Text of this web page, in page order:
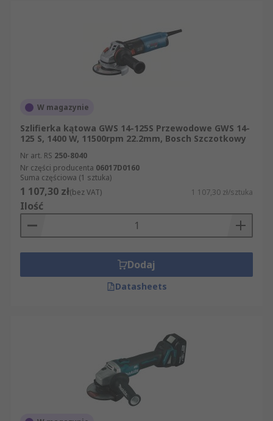
W magazynie
Szlifierka kątowa GWS 14-125S Przewodowe GWS 14-
125 S, 1400 W, 11500rpm 22.2mm, Bosch Szczotkowy
Nr art. RS 250-8040
Nr części producenta 06017D0160
Suma częściowa (1 sztuka)
1 107,30 zł(bez VAT) 1 107,30 zł/sztuka
Ilość
Dodaj
Datasheets